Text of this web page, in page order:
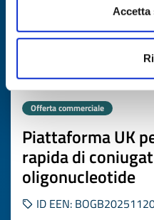
Accetta
Offerta commerciale
Piattaforma UK
rapida di
oligonucleotide
ID EEN: